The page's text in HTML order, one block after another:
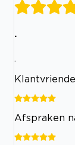
.
.
Afspraken